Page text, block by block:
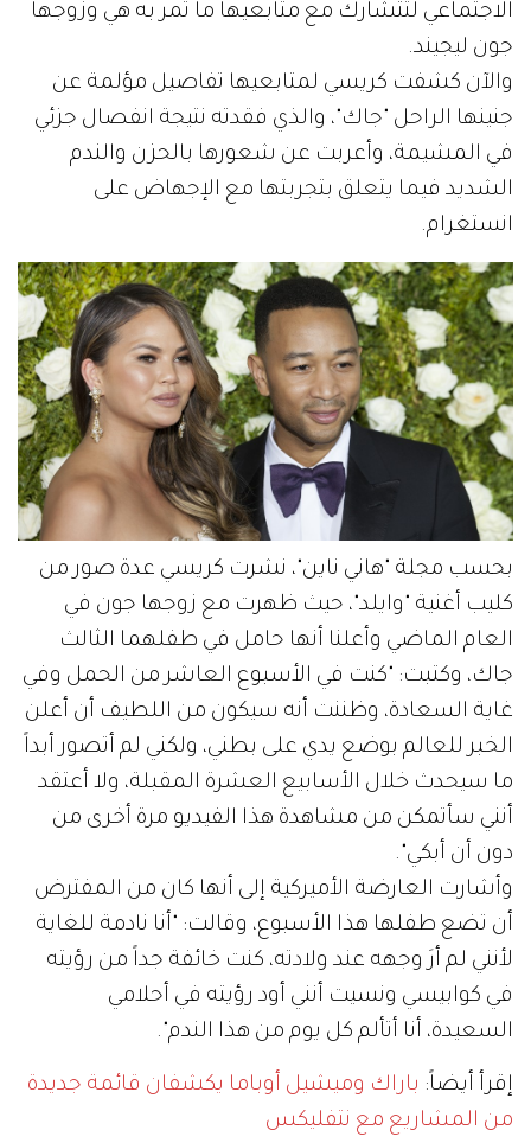
الاجتماعي لتتشارك مع متابعيها ما تمر به هي وزوجها
جون ليجيند.
والآن كشفت كريسي لمتابعيها تفاصيل مؤلمة عن
جنينها الراحل "جاك"، والذي فقدته نتيجة انفصال جزئي
في المشيمة، وأعربت عن شعورها بالحزن والندم
الشديد فيما يتعلق بتجربتها مع الإجهاض على
انستغرام.
بحسب مجلة "هاني ناين"، نشرت كريسي عدة صور من
كليب أغنية "وايلد"، حيث ظهرت مع زوجها جون في
العام الماضي وأعلنا أنها حامل في طفلهما الثالث
جاك، وكتبت: "كنت في الأسبوع العاشر من الحمل وفي
غاية السعادة، وظننت أنه سيكون من اللطيف أن أعلن
الخبر للعالم بوضع يدي على بطني، ولكني لم أتصور أبداً
ما سيحدث خلال الأسابيع العشرة المقبلة، ولا أعتقد
أنني سأتمكن من مشاهدة هذا الفيديو مرة أخرى من
دون أن أبكي".
وأشارت العارضة الأميركية إلى أنها كان من المفترض
أن تضع طفلها هذا الأسبوع، وقالت: "أنا نادمة للغاية
لأنني لم أرَ وجهه عند ولادته، كنت خائفة جداً من رؤيته
في كوابيسي ونسيت أنني أود رؤيته في أحلامي
السعيدة، أنا أتألم كل يوم من هذا الندم".
إقرأ أيضاً: باراك وميشيل أوباما يكشفان قائمة جديدة
من المشاريع مع نتفليكس